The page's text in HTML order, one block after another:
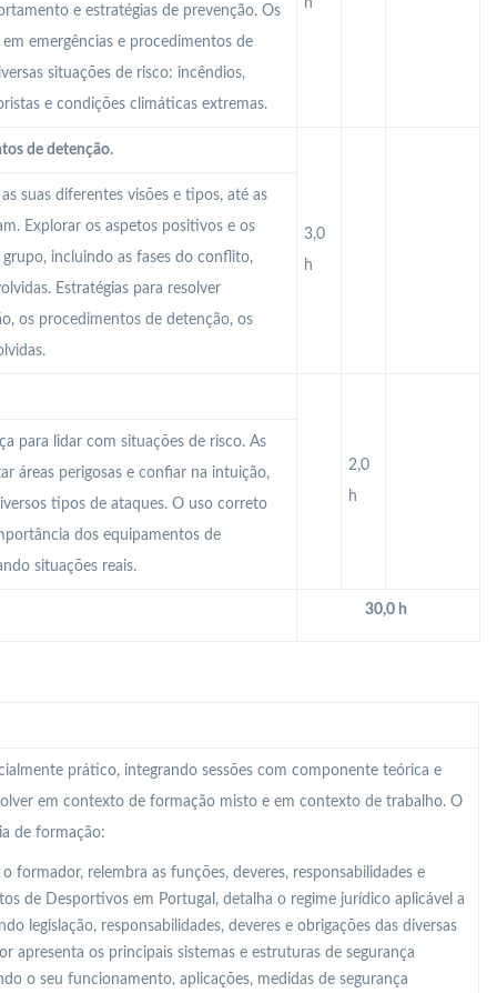
h
e estratégias de prevenção. Os
emergências e procedimentos de
situações de risco: incêndios,
e condições climáticas extremas.
de detenção.
3,0
h
suas diferentes visões e tipos, até as
Explorar os aspetos positivos e os
incluindo as fases do conflito,
Estratégias para resolver
os procedimentos de detenção, os
2,0
h
para lidar com situações de risco. As
áreas perigosas e confiar na intuição,
tipos de ataques. O uso correto
dos equipamentos de
situações reais.
30,0 h
prático, integrando sessões com componente teórica e
em contexto de formação misto e em contexto de trabalho. O
de formação:
formador, relembra as funções, deveres, responsabilidades e
de Desportivos em Portugal, detalha o regime jurídico aplicável a
legislação, responsabilidades, deveres e obrigações das diversas
apresenta os principais sistemas e estruturas de segurança
o seu funcionamento, aplicações, medidas de segurança